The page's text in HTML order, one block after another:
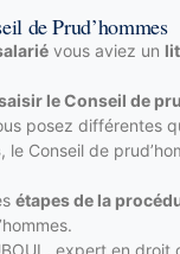
insuffisance
motif personnel
de Prud’hommes
vous aviez un
le Conseil de
posez différentes
, le Conseil de
étapes de la